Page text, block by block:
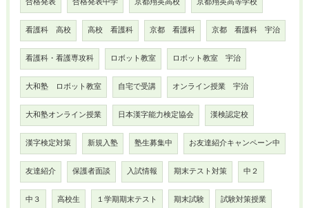
看護科 高校 高校 看護科 京都 看護科 京都 看護科 宇治
看護科・看護専攻科 ロボット教室 ロボット教室 宇治
大和塾 ロボット教室 自宅で受講 オンライン授業 宇治
大和塾オンライン授業 日本漢字能力検定協会 漢検認定校
漢字検定対策 新規入塾 塾生募集中 お友達紹介キャンペーン中
友達紹介 保護者面談 入試情報 期末テスト対策 中２
中３ 高校生 １学期期末テスト 期末試験 試験対策授業